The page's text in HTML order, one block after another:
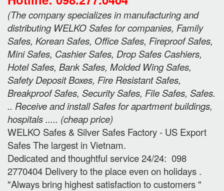
(The company specializes in manufacturing and
distributing WELKO Safes for companies, Family
Safes, Korean Safes, Office Safes, Fireproof Safes,
Mini Safes, Cashier Safes, Drop Safes Cashiers,
Hotel Safes, Bank Safes, Molded Wing Safes,
Safety Deposit Boxes, Fire Resistant Safes,
Breakproof Safes, Security Safes, File Safes, Safes.
.. Receive and install Safes for apartment buildings,
hospitals ..... (cheap price)
WELKO Safes & Silver Safes Factory - US Export
Safes The largest in Vietnam.
Dedicated and thoughtful service 24/24: 098
2770404 Delivery to the place even on holidays .
"Always bring highest satisfaction to customers "